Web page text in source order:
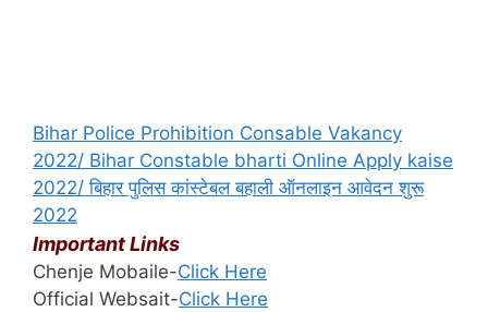
Bihar Police Prohibition Consable Vakancy
2022/ Bihar Constable bharti Online Apply kaise
2022/ बिहार पुलिस कांस्टेबल बहाली ऑनलाइन आवेदन शुरू
2022
Important Links
Chenje Mobaile-Click Here
Official Websait-Click Here